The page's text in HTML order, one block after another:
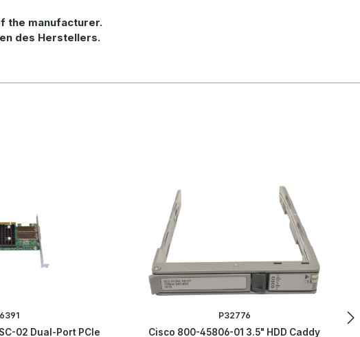
the manufacturer.
des Herstellers.
02 Dual-Port PCIe
P32776
Cisco 800-45806-01 3.5" HDD Caddy